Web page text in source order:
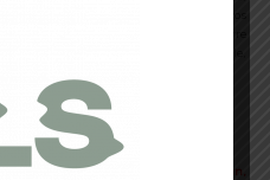
pour manger !
gels ou des barres à basse densité
l’hiver et l’été,
menu !
sur pas mal de course ( Iron Man,